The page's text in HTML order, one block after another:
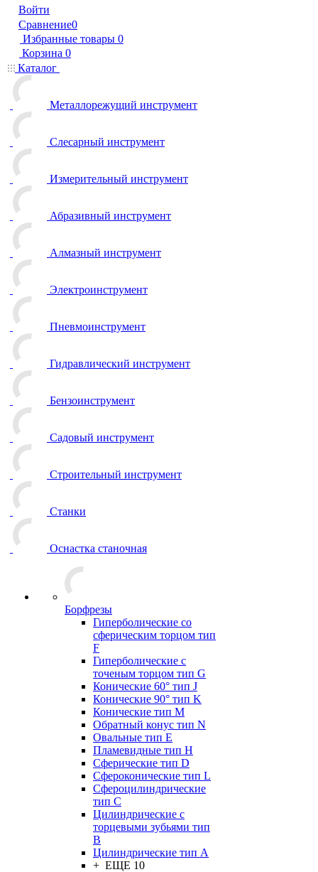
Войти
Сравнение0
Избранные товары 0
Корзина 0
Каталог
Металлорежущий инструмент
Слесарный инструмент
Измерительный инструмент
Абразивный инструмент
Алмазный инструмент
Электроинструмент
Пневмоинструмент
Гидравлический инструмент
Бензоинструмент
Садовый инструмент
Строительный инструмент
Станки
Оснастка станочная
Борфрезы
Гиперболические cо
сферическим торцом тип
F
Гиперболические с
точеным торцом тип G
Конические 60° тип J
Конические 90° тип K
Конические тип M
Обратный конус тип N
Овальные тип E
Пламевидные тип H
Сферические тип D
Сфероконические тип L
Сфероцилиндрические
тип C
Цилиндрические с
торцевыми зубьями тип
B
Цилиндрические тип А
+ ЕЩЕ 10